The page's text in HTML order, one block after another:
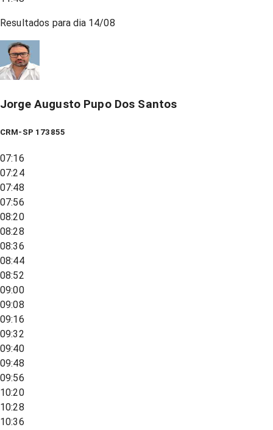
Resultados para dia 14/08
Jorge Augusto Pupo Dos Santos
CRM-SP 173855
07:16
07:24
07:48
07:56
08:20
08:28
08:36
08:44
08:52
09:00
09:08
09:16
09:32
09:40
09:48
09:56
10:20
10:28
10:36